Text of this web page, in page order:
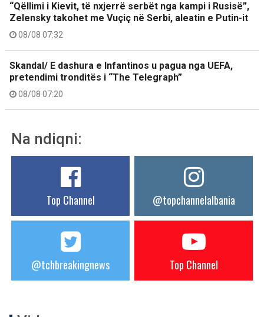
“Qëllimi i Kievit, të nxjerrë serbët nga kampi i Rusisë”,
Zelensky takohet me Vuçiç në Serbi, aleatin e Putin-it
08/08 07:32
Skandal/ E dashura e Infantinos u pagua nga UEFA,
pretendimi tronditës i “The Telegraph”
08/08 07:20
Na ndiqni:
Top Channel @topchannelalbania
@tchbreakingnews Top Channel